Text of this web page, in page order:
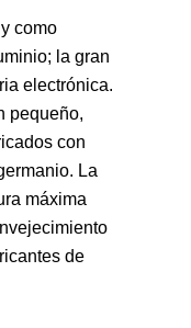
como
la gran
electrónica.
pequeño,
con
La
máxima
de